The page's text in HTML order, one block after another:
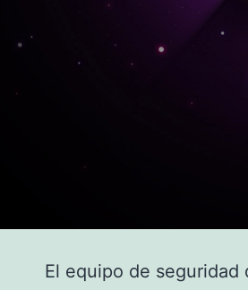
El equipo de seguridad